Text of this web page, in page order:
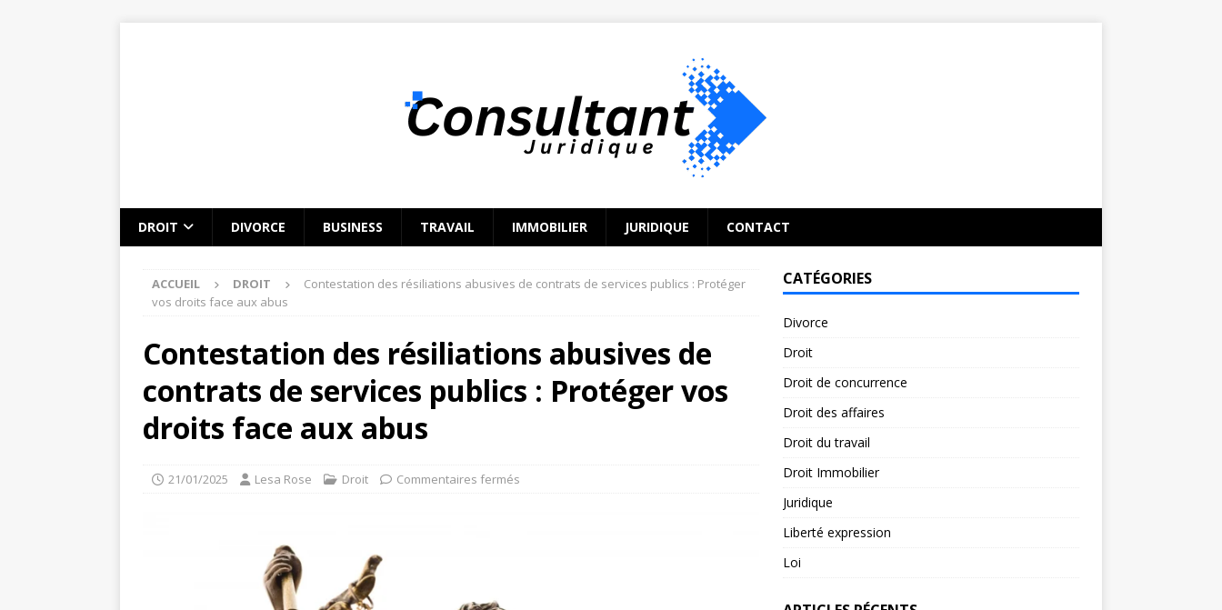
DROIT DIVORCE BUSINESS TRAVAIL IMMOBILIER JURIDIQUE CONTACT
ACCUEIL DROIT
Contestation des résiliations abusives de contrats de services publics : Protéger
vos droits face aux abus
Contestation des résiliations abusives de
contrats de services publics : Protéger vos
droits face aux abus
21/01/2025 Lesa Rose Droit Commentaires fermés
CATÉGORIES
Divorce
Droit
Droit de concurrence
Droit des affaires
Droit du travail
Droit Immobilier
Juridique
Liberté expression
Loi